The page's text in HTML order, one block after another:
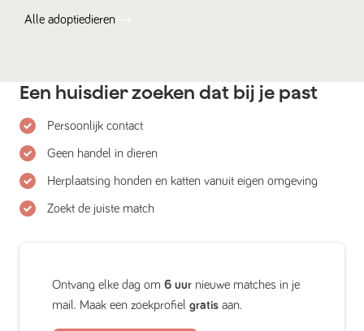
Alle adoptiedieren
Een huisdier zoeken dat bij je past
Persoonlijk contact
Geen handel in dieren
Herplaatsing honden en katten vanuit eigen omgeving
Zoekt de juiste match
Ontvang elke dag om 6 uur nieuwe matches in je
mail. Maak een zoekprofiel gratis aan.